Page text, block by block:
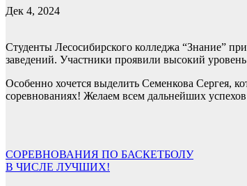
Дек 4, 2024
Студенты Лесосибирского колледжа “Знание”
заведений. Участники проявили высокий
Особенно хочется выделить Семенкова Сергея,
соревнованиях! Желаем всем дальнейших
Навигация
по
СОРЕВНОВАНИЯ ПО БАСКЕТБОЛУ
В ЧИСЛЕ ЛУЧШИХ!